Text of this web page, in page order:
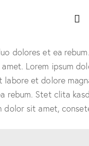
dolores et ea
Lorem ipsum
et dolore
rebum. Stet clita
dolor sit amet,